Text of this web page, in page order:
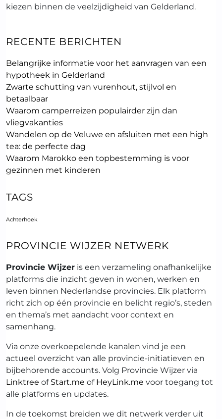
kiezen binnen de veelzijdigheid van Gelderland.
RECENTE BERICHTEN
Belangrijke informatie voor het aanvragen van een
hypotheek in Gelderland
Zwarte schutting van vurenhout, stijlvol en
betaalbaar
Waarom camperreizen populairder zijn dan
vliegvakanties
Wandelen op de Veluwe en afsluiten met een high
tea: de perfecte dag
Waarom Marokko een topbestemming is voor
gezinnen met kinderen
TAGS
Achterhoek
PROVINCIE WIJZER NETWERK
Provincie Wijzer is een verzameling onafhankelijke
platforms die inzicht geven in wonen, werken en
leven binnen Nederlandse provincies. Elk platform
richt zich op één provincie en belicht regio’s, steden
en thema’s met aandacht voor context en
samenhang.
Via onze overkoepelende kanalen vind je een
actueel overzicht van alle provincie-initiatieven en
bijbehorende accounts. Volg Provincie Wijzer via
Linktree of Start.me of HeyLink.me voor toegang tot
alle platforms en updates.
In de toekomst breiden we dit netwerk verder uit